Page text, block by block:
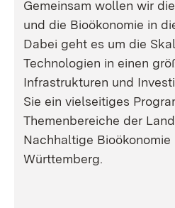
Gemeinsam wollen wir
und die Bioökonomie in
Dabei geht es um die
Technologien in einen
Infrastrukturen und
Sie ein vielseitiges
Themenbereiche der
Nachhaltige Bioökonomie
Württemberg.